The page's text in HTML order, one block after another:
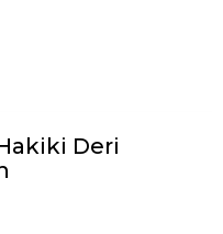
Deri